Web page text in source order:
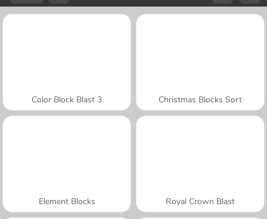
Color Block Blast 3 Christmas Blocks Sort
Element Blocks Royal Crown Blast